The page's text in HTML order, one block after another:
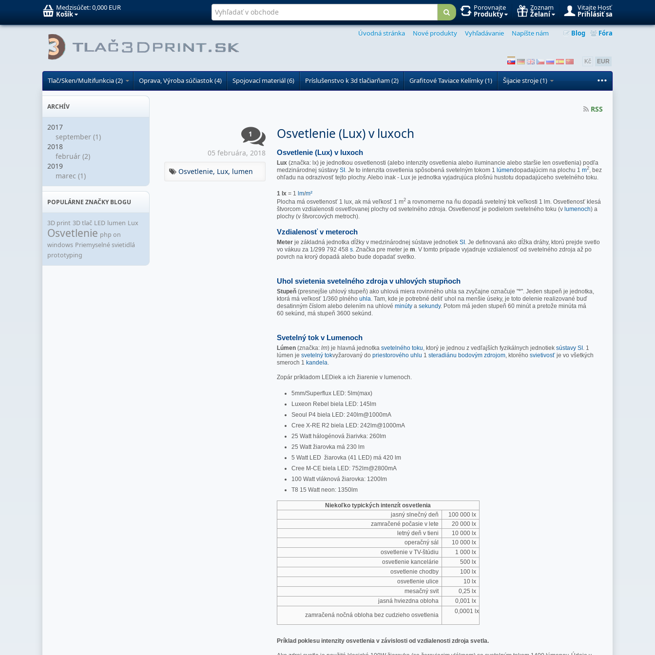
Medzisúčet:0,000 EUR
Košík
Vitajte Hosť
Prihlásiť sa
Zoznam
Želaní
Porovnajte
Produkty
Úvodná stránka Nové produkty Vyhľadávanie Napíšte nám Blog Fóra
Kč EUR
Tlač/Sken/Multifunkcia (2) Oprava, Výroba súčiastok (4) Spojovací materiál (6) Príslušenstvo k 3d tlačiarňam (2) Grafitové Taviace Kelímky (1) Šijacie stroje (1) ...
ARCHÍV
2017
september (1)
2018
február (2)
2019
marec (1)
POPULÁRNE ZNAČKY BLOGU
3D print 3D tlač LED lumen Lux
Osvetlenie php on
windows Priemyselné svietidlá
prototyping
RSS
1
05 februára, 2018
Osvetlenie, Lux, lumen
Osvetlenie (Lux) v luxoch
Osvetlenie (Lux) v luxoch
Lux(značka: lx) je jednotkou osvetlenosti (alebo intenzity osvetlenia alebo iluminancie alebo staršie len osvetlenia) podľa
medzinárodnej sústavy SI . Je to intenzita osvetlenia spôsobená svetelným tokom 1 lúmendopadajúcim na plochu 1 m2, bez
ohľadu na odrazivosť tejto plochy. Alebo inak - Lux je jednotka vyjadrujúca plošnú hustotu dopadajúceho svetelného toku.
1 lx= 1 lm/m²
Plocha má osvetlenosť 1 lux, ak má veľkosť 1 m2a rovnomerne na ňu dopadá svetelný tok veľkosti 1 lm. Osvetlenosť klesá
štvorcom vzdialenosti osvetľovanej plochy od svetelného zdroja. Osvetlenosť je podielom svetelného toku (v lumenoch) a
plochy (v štvorcových metroch).
Vzdialenosť v meteroch
Meterje základná jednotka dĺžky v medzinárodnej sústave jednotiek SI . Je definovaná ako dĺžka dráhy, ktorú prejde svetlo
vo vákuu za 1/299 792 458 s. Značka pre meter je m. V tomto prípade vyjadruje vzdialenosť od svetelného zdroja až po
povrch na krorý dopadá alebo bude dopadať svetko.
Uhol svietenia svetelného zdroja v uhlových stupňoch
Stupeň(presnejšie uhlový stupeň) ako uhlová miera rovinného uhla sa zvyčajne označuje "°". Jeden stupeň je jednotka,
ktorá má veľkosť 1/360 plného uhla. Tam, kde je potrebné deliť uhol na menšie úseky, je toto delenie realizované buď
desatinným číslom alebo delením na uhlové minútya sekundy. Potom má jeden stupeň 60 minút a pretože minúta má
60 sekúnd, má stupeň 3600 sekúnd.
Svetelný tok v Lumenoch
Lúmen(značka: lm) je hlavná jednotka svetelného toku, ktorý je jednou z vedľajších fyzikálnych jednotiek sústavy SI . 1
lúmen je svetelný tokvyžarovaný do priestorového uhlu 1 steradiánu bodovým zdrojom, ktorého svietivosťje vo všetkých
smeroch 1 kandela.
Zopár príkladom LEDiek a ich žiarenie v lumenoch.
5mm/Superflux LED: 5lm(max)
Luxeon Rebel biela LED: 145lm
Seoul P4 biela LED: 240lm@1000mA
Cree X-RE R2 biela LED: 242lm@1000mA
25 Watt hálogénová žiarivka: 260lm
25 Watt žiarovka má 230 lm
5 Watt LED žiarovka (41 LED) má 420 lm
Cree M-CE biela LED: 752lm@2800mA
100 Watt vláknová žiarovka: 1200lm
T8 15 Watt neon: 1350lm
Niekoľko typických intenzít osvetlenia
jasný slnečný deň
100 000 lx
zamračené počasie v lete
20 000 lx
letný deň v tieni
10 000 lx
operačný sál
10 000 lx
osvetlenie v TV-štúdiu
1 000 lx
osvetlenie kancelárie
500 lx
osvetlenie chodby
100 lx
osvetlenie ulice
10 lx
mesačný svit
0,25 lx
jasná hviezdna obloha
0,001 lx
zamračená nočná obloha bez cudzieho osvetlenia
0,0001 lx
Príklad poklesu intenzity osvetlenia v závislosti od vzdialenosti zdroja svetla.